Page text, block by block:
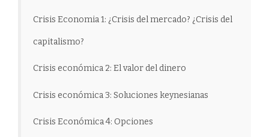
Crisis Economia 1: ¿Crisis del mercado? ¿Crisis del
capitalismo?
Crisis económica 2: El valor del dinero
Crisis económica 3: Soluciones keynesianas
Crisis Económica 4: Opciones